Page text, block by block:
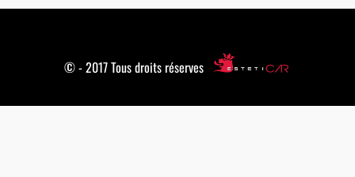
© - 2017 Tous droits réserves